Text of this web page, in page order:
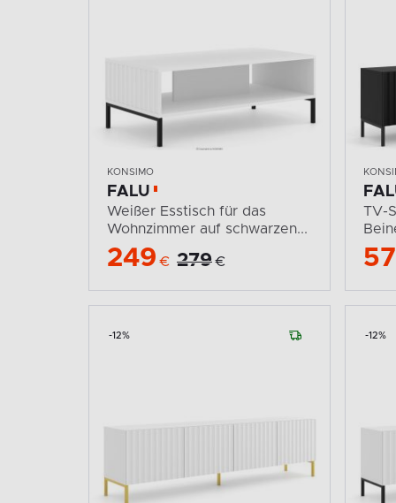
KONSIMO
FALU
Weißer Esstisch für das
Wohnzimmer auf schwarzen...
249 € 279 €
TV-
-12% -12%